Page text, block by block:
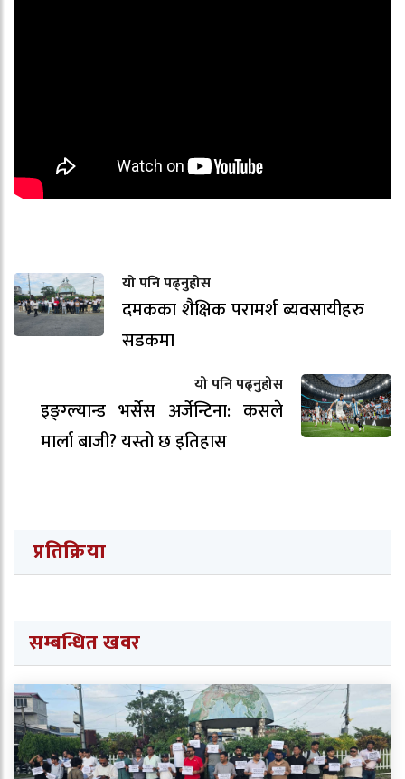
यो पनि पढ्नुहोस
दमकका शैक्षिक परामर्श ब्यवसायीहरु
सडकमा
यो पनि पढ्नुहोस
इङ्ग्ल्यान्ड भर्सेस अर्जेन्टिना: कसले
मार्ला बाजी? यस्तो छ इतिहास
प्रतिक्रिया
सम्बन्धित खवर